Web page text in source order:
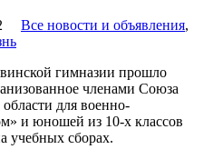
Все новости и объявления,
гимназии прошло
членами Союза
для военно-
и юношей из 10-х классов
учебных сборах.